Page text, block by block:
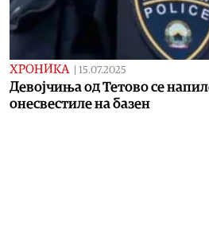
ХРОНИКА 15.07.2025
Девојчиња од Тетово се
онесвестиле на базен